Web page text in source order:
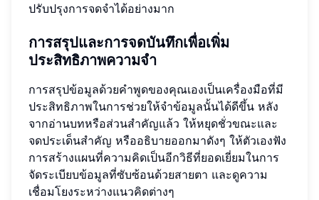
ปรับปรุงการจดจำได้อย่างมาก
การสรุปและการจดบันทึกเพื่อเพิ่ม
ประสิทธิภาพความจำ
การสรุปข้อมูลด้วยคำพูดของคุณเองเป็นเครื่องมือที่มี
ประสิทธิภาพในการช่วยให้จำข้อมูลนั้นได้ดีขึ้น หลัง
จากอ่านบทหรือส่วนสำคัญแล้ว ให้หยุดชั่วขณะและ
จดประเด็นสำคัญ หรืออธิบายออกมาดังๆ ให้ตัวเองฟัง
การสร้างแผนที่ความคิดเป็นอีกวิธีที่ยอดเยี่ยมในการ
จัดระเบียบข้อมูลที่ซับซ้อนด้วยสายตา และดูความ
เชื่อมโยงระหว่างแนวคิดต่างๆ